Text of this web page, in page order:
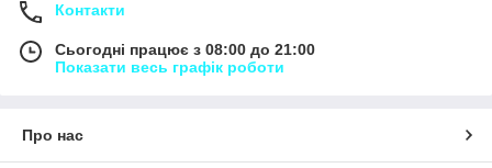
Вантажоперевезення Безпечна,
Вантажоперевезення Ботвинівка,
Контакти
Сьогодні працює з 08:00 до 21:00
Показати весь графік роботи
Про нас